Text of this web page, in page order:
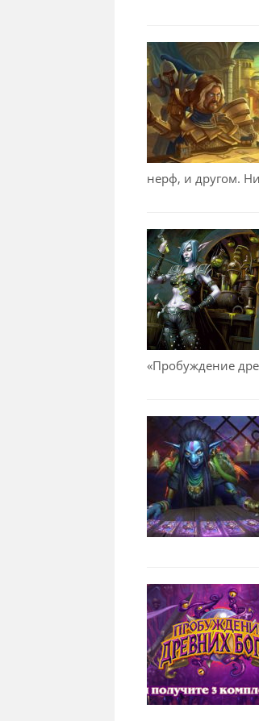
нерф, и другом.
«Пробуждение